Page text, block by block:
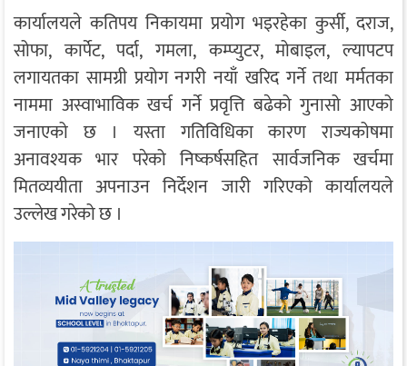
कार्यालयले कतिपय निकायमा प्रयोग भइरहेका कुर्सी, दराज,
सोफा, कार्पेट, पर्दा, गमला, कम्प्युटर, मोबाइल, ल्यापटप
लगायतका सामग्री प्रयोग नगरी नयाँ खरिद गर्ने तथा मर्मतका
नाममा अस्वाभाविक खर्च गर्ने प्रवृत्ति बढेको गुनासो आएको
जनाएको छ । यस्ता गतिविधिका कारण राज्यकोषमा
अनावश्यक भार परेको निष्कर्षसहित सार्वजनिक खर्चमा
मितव्ययीता अपनाउन निर्देशन जारी गरिएको कार्यालयले
उल्लेख गरेको छ ।